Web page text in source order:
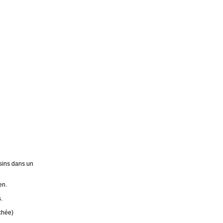
dans un